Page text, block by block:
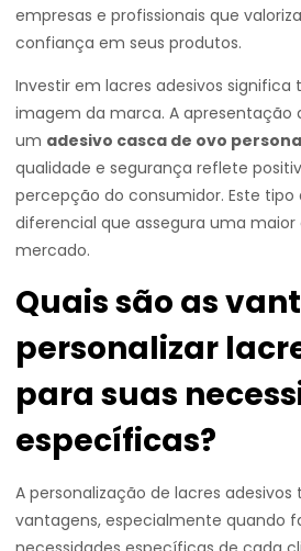
empresas e profissionais que
confiança em seus produtos.
Investir em lacres adesivos significa
imagem da marca. A apresentação
um adesivo casca de ovo
qualidade e segurança reflete
percepção do consumidor. Este tipo
diferencial que assegura uma
mercado.
Quais são as
personalizar
para suas
específicas?
A personalização de lacres adesivos
vantagens, especialmente quando